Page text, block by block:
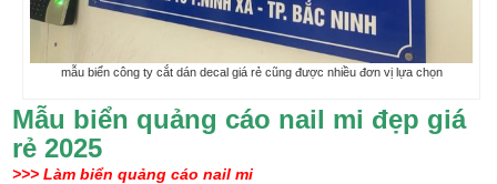
mẫu biển công ty cắt dán decal giá rẻ cũng được nhiều đơn vị lựa chọn
Mẫu biển quảng cáo nail mi đẹp giá
rẻ 2025
>>> Làm biển quảng cáo nail mi